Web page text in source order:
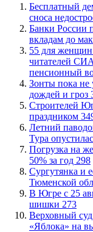
​Бесплатный
сноса
​Банки России
вкладам до
​55 для
читателей
пенсионный
​Зонты пока не
дождей и гроз
​Строителей
праздником
​Летний
Тура
​Погрузка на
50% за год 298
Сургутянка и
Тюменской
​В Югре с 25
шишки 273
​Верховный суд
«Яблока» на